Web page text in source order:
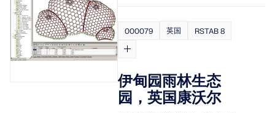
000079 英国 RSTAB 8
伊甸园雨林生态
园，英国康沃尔